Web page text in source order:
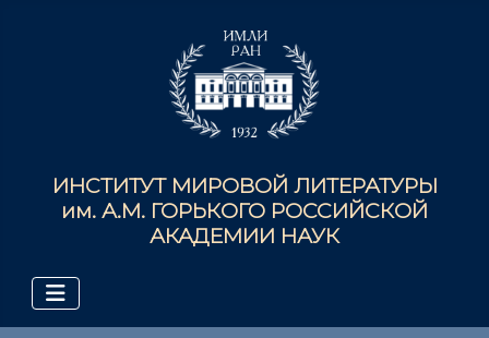
ИНСТИТУТ МИРОВОЙ ЛИТЕРАТУРЫ
им. А.М. ГОРЬКОГО РОССИЙСКОЙ
АКАДЕМИИ НАУК